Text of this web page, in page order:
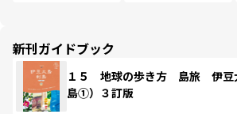
新刊ガイドブック
１５ 地球の歩き方 島旅 伊豆
島①）３訂版